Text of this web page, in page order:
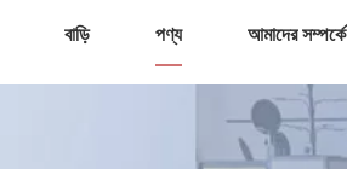
বাড়ি পণ্য আমাদের সম্পর্কে